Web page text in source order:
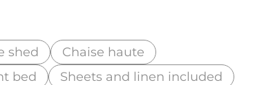
shed
Chaise haute
bed
Sheets and linen included